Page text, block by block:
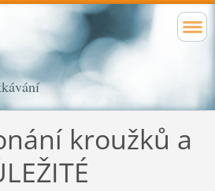
kroužků a